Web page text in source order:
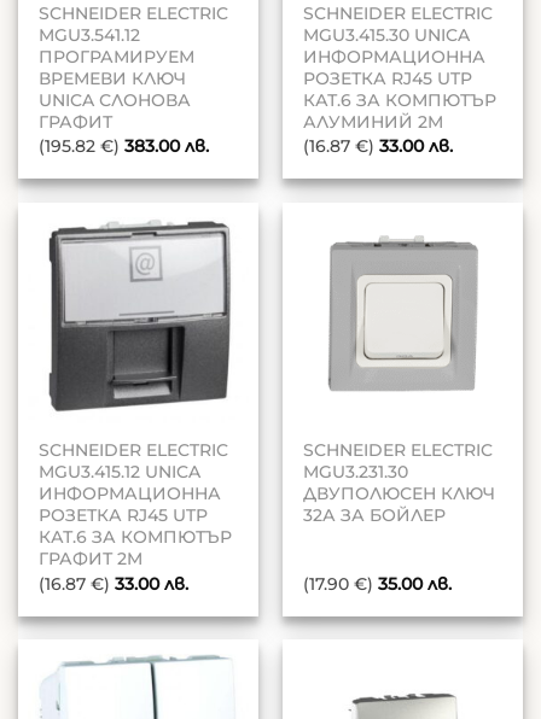
SCHNEIDER ELECTRIC
MGU3.541.12
ПРОГРАМИРУЕМ
ВРЕМЕВИ КЛЮЧ
UNICA СЛОНОВА
ГРАФИТ
(195.82 €) 383.00лв.
SCHNEIDER ELECTRIC
MGU3.415.30 UNICA
ИНФОРМАЦИОННА
РОЗЕТКА RJ45 UTP
КАТ.6 ЗА КОМПЮТЪР
АЛУМИНИЙ 2M
(16.87 €) 33.00лв.
SCHNEIDER ELECTRIC
MGU3.415.12 UNICA
ИНФОРМАЦИОННА
РОЗЕТКА RJ45 UTP
КАТ.6 ЗА КОМПЮТЪР
ГРАФИТ 2M
(16.87 €) 33.00лв.
SCHNEIDER ELECTRIC
MGU3.231.30
ДВУПОЛЮСЕН КЛЮЧ
32А ЗА БОЙЛЕР
(17.90 €) 35.00лв.